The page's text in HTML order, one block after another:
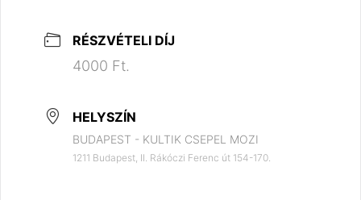
RÉSZVÉTELI DÍJ
4000 Ft.
HELYSZÍN
BUDAPEST - KULTIK CSEPEL MOZI
1211 Budapest, II. Rákóczi Ferenc út 154-170.